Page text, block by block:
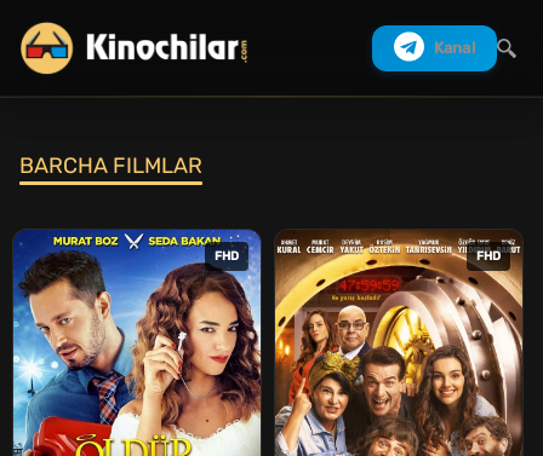
Kanal
BARCHA FILMLAR
FHD FHD